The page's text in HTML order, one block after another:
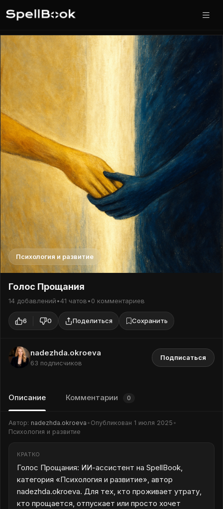
Психология и развитие
Голос Прощания
14 добавлений•41 чатов•0 комментариев
6 0 Поделиться Сохранить
nadezhda.okroeva
63 подписчиков
Подписаться
Описание Комментарии 0
Автор: nadezhda.okroeva • Опубликован 1 июля 2025 •
Психология и развитие
КРАТКО
Голос Прощания: ИИ-ассистент на SpellBook,
категория «Психология и развитие», автор
nadezhda.okroeva. Для тех, кто проживает утрату,
кто прощается, отпускает или просто хочет